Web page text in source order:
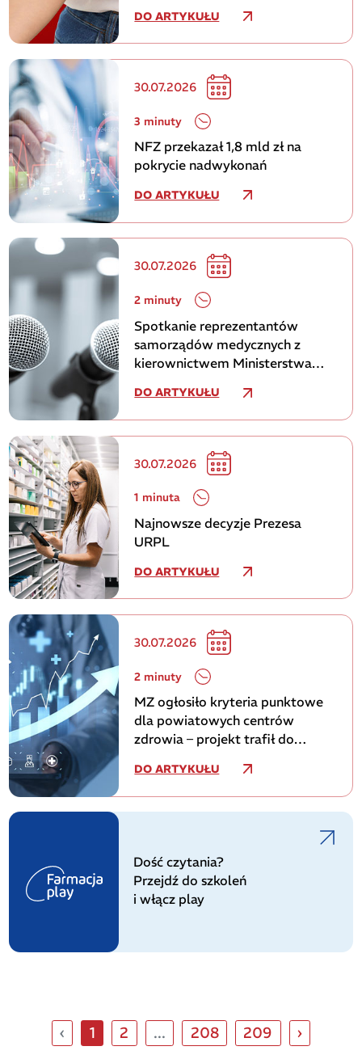
DO ARTYKUŁU
30.07.2026
3 minuty
NFZ przekazał 1,8 mld zł na
pokrycie nadwykonań
DO ARTYKUŁU
30.07.2026
2 minuty
Spotkanie reprezentantów
samorządów medycznych z
kierownictwem Ministerstwa
DO ARTYKUŁU
30.07.2026
1 minuta
Najnowsze decyzje Prezesa
URPL
DO ARTYKUŁU
30.07.2026
2 minuty
MZ ogłosiło kryteria punktowe
dla powiatowych centrów
zdrowia – projekt trafił do
DO ARTYKUŁU
Dość czytania?
Przejdź do szkoleń
i włącz play
‹ 1 2 ... 208 209 ›